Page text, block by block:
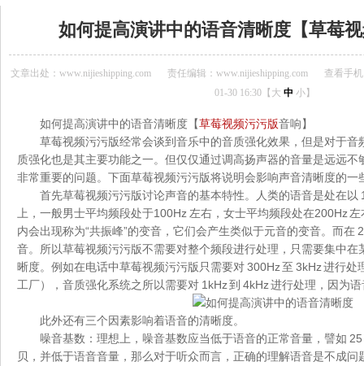
如何提高演讲中的语音清晰度【草莓
文章出处：www.nijieshipping.com 责任编辑：www.nijieshipping.com
查看手
01-30 16:30【 大 中 小】
如何提高演讲中的语音清晰度【草莓视频污污版音响】
草莓视频污污版经常会谈到音乐中的音质强化效果，但是对于
质强化也是其主要功能之一。但仅仅通过调高扬声器的音量是远远
非常重要的问题。下面草莓视频污污版将说明会影响声音清晰度的一
首先草莓视频污污版讨论声音的基本特性。人类的语音是处在以
上，一般男士平均频段处于100Hz 左右，女士平均频段处在200Hz
内会出现称为“共振峰”的变音，它们会产生类似于元音的变音。而在
音。所以草莓视频污污版不需要对整个频段进行处理，只需要集中
晰度。例如在电话中草莓视频污污版只需要对 300Hz 至 3kHz 进行
工厂），音质强化系统之所以需要对 1kHz 到 4kHz 进行处理，因为
此外还有三个因素影响着语音的清晰度。
噪音基数：理想上，噪音基数应当低于语音的正常音量，譬如
贝，并低于语音音量，那么对于听众而言，正确的理解语音是不成